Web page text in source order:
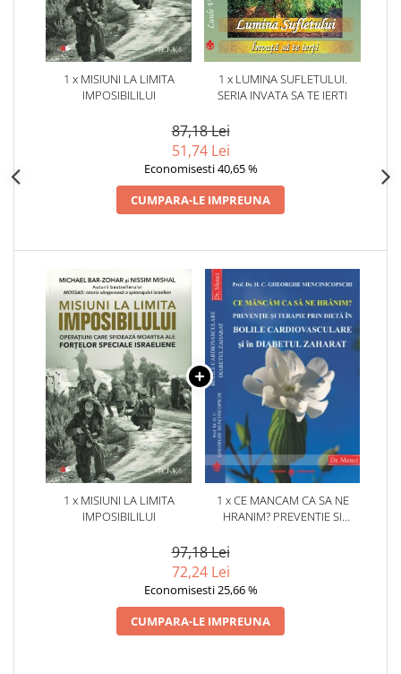
1 x MISIUNI LA LIMITA
IMPOSIBILILUI
1 x LUMINA SUFLETULUI.
SERIA INVATA SA TE IERTI
87,18 Lei
51,74 Lei
Economisesti 40,65 %
CUMPARA-LE IMPREUNA
1 x MISIUNI LA LIMITA
IMPOSIBILILUI
1 x CE MANCAM CA SA NE
HRANIM? PREVENTIE SI
CARDIOVASCULARE SI IN
97,18 Lei
72,24 Lei
Economisesti 25,66 %
CUMPARA-LE IMPREUNA